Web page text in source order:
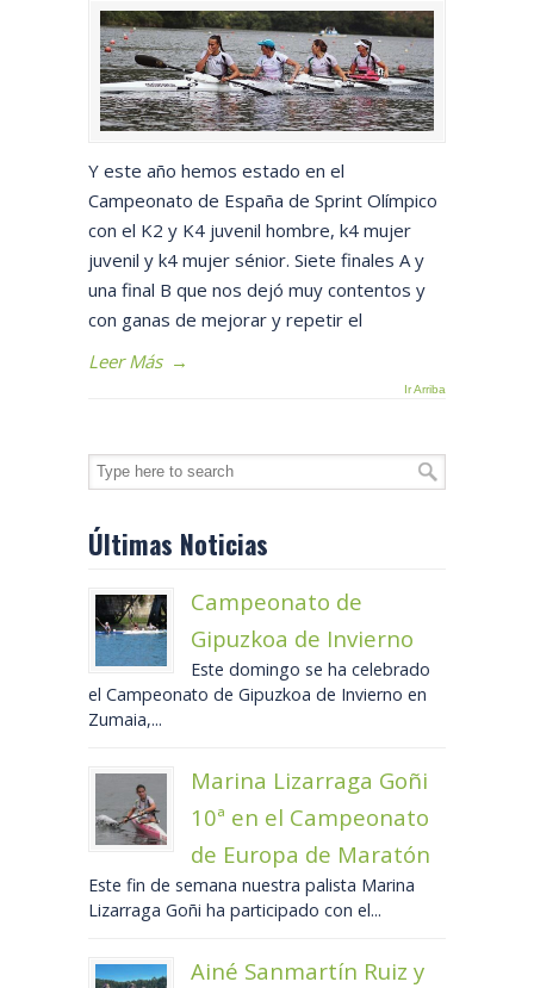
Y este año hemos estado en el
Campeonato de España de Sprint Olímpico
con el K2 y K4 juvenil hombre, k4 mujer
juvenil y k4 mujer sénior. Siete finales A y
una final B que nos dejó muy contentos y
con ganas de mejorar y repetir el
Leer Más →
Ir Arriba
Últimas Noticias
Campeonato de
Gipuzkoa de Invierno
Este domingo se ha celebrado
el Campeonato de Gipuzkoa de Invierno en
Zumaia,...
Marina Lizarraga Goñi
10ª en el Campeonato
de Europa de Maratón
Este fin de semana nuestra palista Marina
Lizarraga Goñi ha participado con el...
Ainé Sanmartín Ruiz y